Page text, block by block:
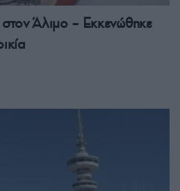
Άλιμο – Εκκενώθηκε